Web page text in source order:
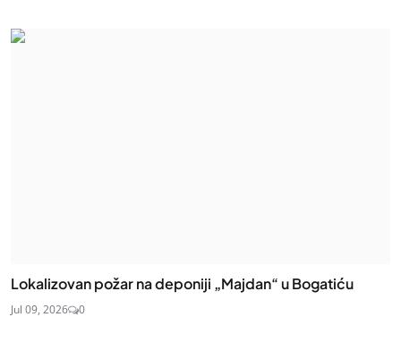
Lokalizovan požar na deponiji „Majdan“ u Bogatiću
Jul 09, 2026 0